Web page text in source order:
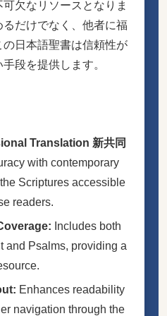
欠なリソースとなりま
だけでなく、他者に福
日本語聖書は信頼性が
段を提供します。
Translation 新共同
with contemporary
Scriptures accessible
readers.
Includes both
and Psalms, providing a
Enhances readability
navigation through the